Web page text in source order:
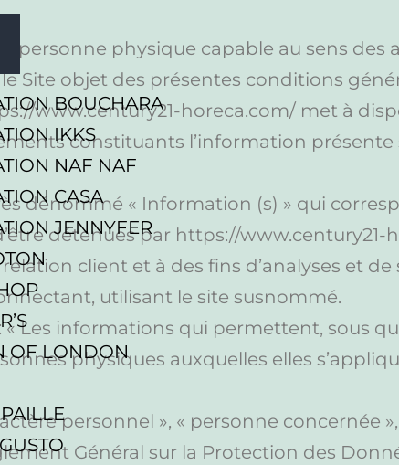
BOUCHARA
IKKS
NAF NAF
CASA
JENNYFER
OF LONDON
personne physique capable au sens des
Site objet des présentes conditions
www.century21-horeca.com/ met à
constituants l’information
dénommé « Information (s) » qui
détenues par https://
client et à des fins d’analyses et de
utilisant le site susnommé.
Les informations qui permettent, sous
physiques auxquelles elles
personnel », « personne concernée
Général sur la Protection des